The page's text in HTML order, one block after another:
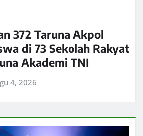
372 Taruna Akpol
di 73 Sekolah Rakyat
Akademi TNI
4, 2026